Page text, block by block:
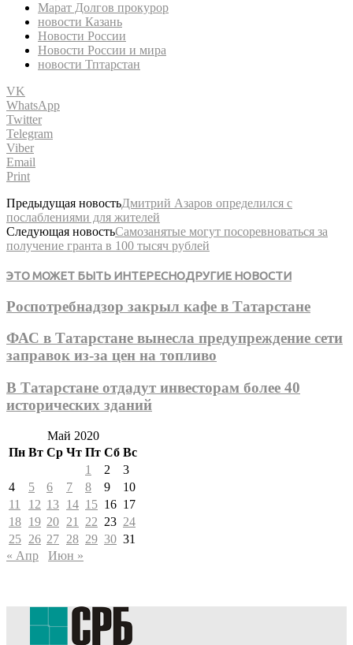
Марат Долгов прокурор
новости Казань
Новости России
Новости России и мира
новости Тптарстан
VK
WhatsApp
Twitter
Telegram
Viber
Email
Print
Предыдущая новостьДмитрий Азаров определился с
послаблениями для жителей
Следующая новостьСамозанятые могут посоревноваться за
получение гранта в 100 тысяч рублей
ЭТО МОЖЕТ БЫТЬ ИНТЕРЕСНОДРУГИЕ НОВОСТИ
Роспотребнадзор закрыл кафе в Татарстане
ФАС в Татарстане вынесла предупреждение сети
заправок из-за цен на топливо
В Татарстане отдадут инвесторам более 40
исторических зданий
Май 2020
Пн Вт Ср Чт Пт Сб Вс
1
2
3
4
5 6 7 8 9
10
11
12 13 14 15 16 17
18 19 20 21 22 23 24
25 26 27 28 29 30 31
« Апр
Июн »